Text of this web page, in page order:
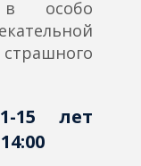
в особо
15 лет